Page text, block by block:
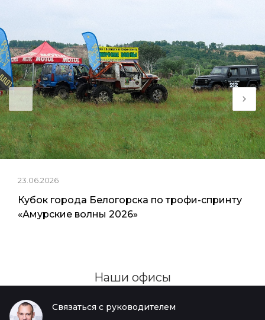
23.06.2026
Кубок города Белогорска по трофи-спринту
«Амурские волны 2026»
Наши офисы
Связаться с руководителем